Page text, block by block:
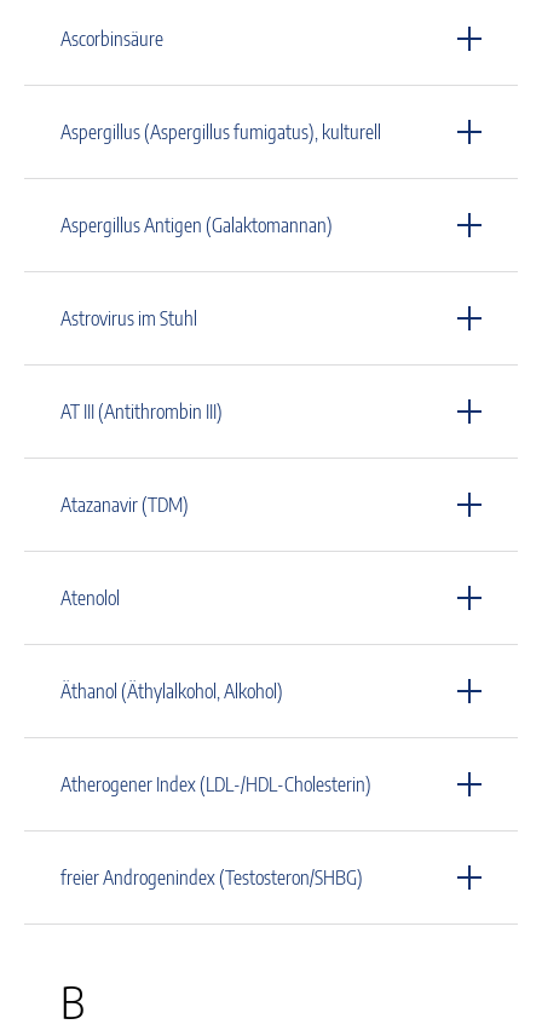
Ascorbinsäure
Aspergillus (Aspergillus fumigatus), kulturell
Aspergillus Antigen (Galaktomannan)
Astrovirus im Stuhl
AT III (Antithrombin III)
Atazanavir (TDM)
Atenolol
Äthanol (Äthylalkohol, Alkohol)
Atherogener Index (LDL-/HDL-Cholesterin)
freier Androgenindex (Testosteron/SHBG)
B